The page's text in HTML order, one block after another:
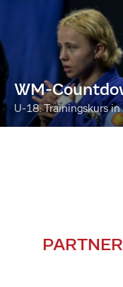
WM-
U-18: Trainingskurs